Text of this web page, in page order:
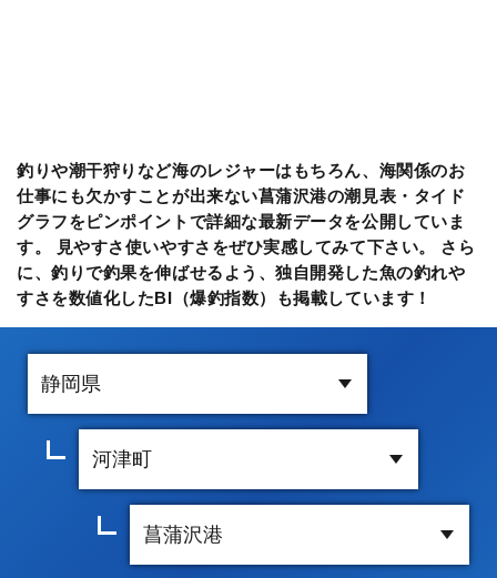
釣りや潮干狩りなど海のレジャーはもちろん、海関係のお
仕事にも欠かすことが出来ない菖蒲沢港の潮見表・タイド
グラフをピンポイントで詳細な最新データを公開していま
す。 見やすさ使いやすさをぜひ実感してみて下さい。 さら
に、釣りで釣果を伸ばせるよう、独自開発した魚の釣れや
すさを数値化したBI（爆釣指数）も掲載しています！